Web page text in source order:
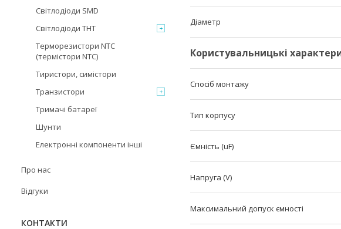
Діаметр
Користувальницькі
Спосіб монтажу
Тип корпусу
Ємність (uF)
Напруга (V)
Максимальний допуск ємності
Світлодіоди SMD
Світлодіоди THT
Терморезистори NTC
(термістори NTC)
Тиристори, симістори
Транзистори
Тримачі батареї
Шунти
Електронні компоненти інші
Про нас
Відгуки
КОНТАКТИ